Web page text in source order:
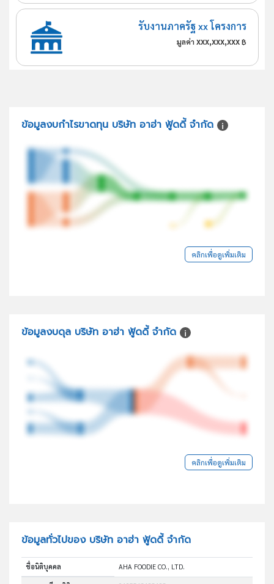
รับงานภาครัฐ xx โครงการ
มูลค่า xxx,xxx,xxx ฿
ข้อมูลงบกำไรขาดทุน บริษัท อาฮ่า ฟู้ดดี้ จำกัด
คลิกเพื่อดูเพิ่มเติม
ข้อมูลงบดุล บริษัท อาฮ่า ฟู้ดดี้ จำกัด
คลิกเพื่อดูเพิ่มเติม
ข้อมูลทั่วไปของ บริษัท อาฮ่า ฟู้ดดี้ จำกัด
ชื่อนิติบุคคล AHA FOODIE CO., LTD.